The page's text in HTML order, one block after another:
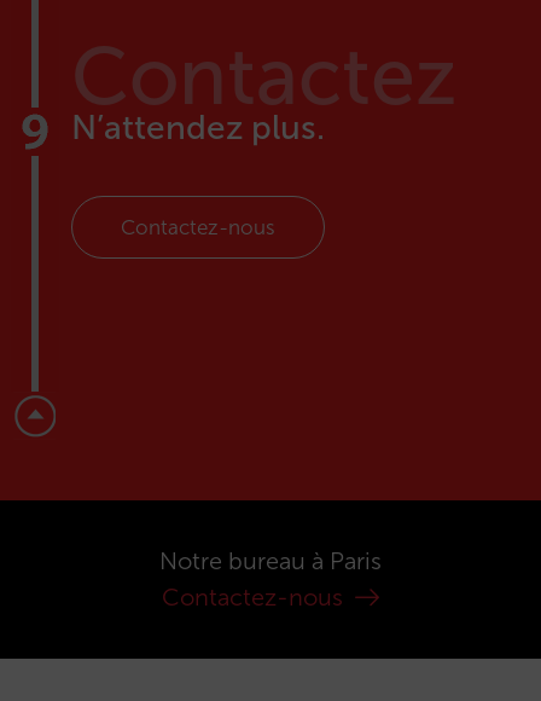
Contactez
N’attendez plus.
Contactez-nous
Notre bureau à Paris
Contactez-nous